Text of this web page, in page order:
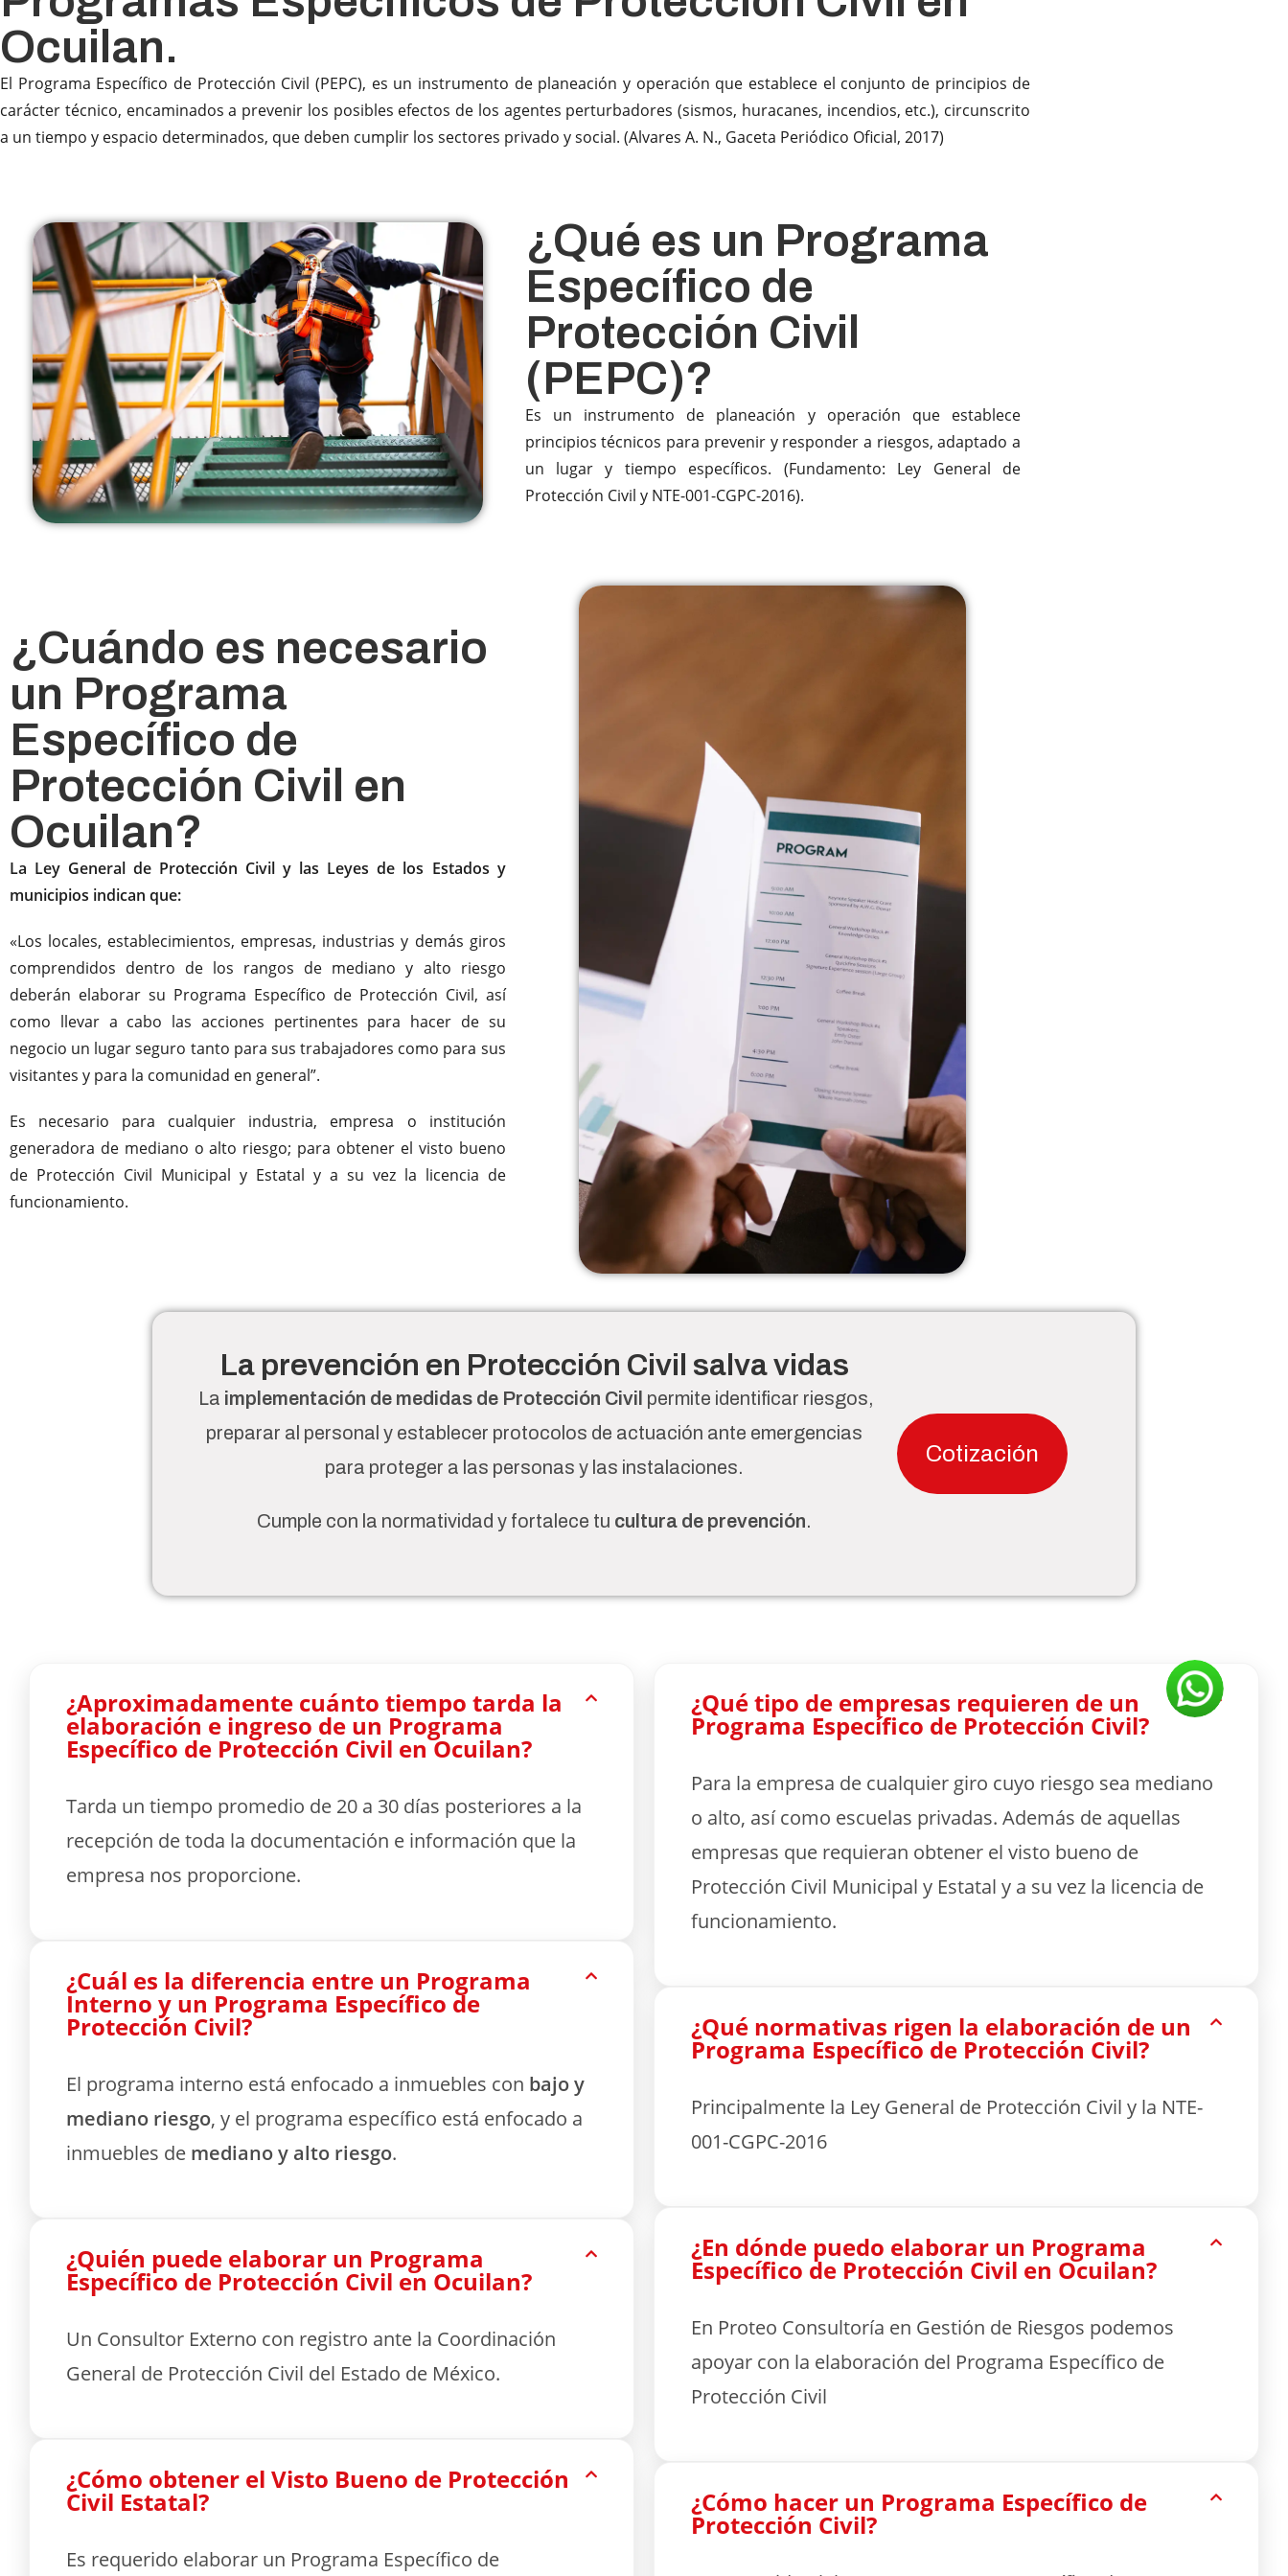
Ocuilan.
El Programa Específico de Protección Civil (PEPC), es un instrumento de planeación y operación que establece el conjunto de principios de
carácter técnico, encaminados a prevenir los posibles efectos de los agentes perturbadores (sismos, huracanes, incendios, etc.), circunscrito
a un tiempo y espacio determinados, que deben cumplir los sectores privado y social. (Alvares A. N., Gaceta Periódico Oficial, 2017)
¿Qué es un Programa
Específico de
Protección Civil
(PEPC)?​
Es un instrumento de planeación y operación que establece
principios técnicos para prevenir y responder a riesgos, adaptado a
un lugar y tiempo específicos. (Fundamento: Ley General de
Protección Civil y NTE-001-CGPC-2016).
¿Cuándo es necesario
un Programa
Específico de
Protección Civil en
Ocuilan?​
La Ley General de Protección Civil y las Leyes de los Estados y
municipios indican que:
«Los locales, establecimientos, empresas, industrias y demás giros
comprendidos dentro de los rangos de mediano y alto riesgo
deberán elaborar su Programa Específico de Protección Civil, así
como llevar a cabo las acciones pertinentes para hacer de su
negocio un lugar seguro tanto para sus trabajadores como para sus
visitantes y para la comunidad en general”.
Es necesario para cualquier industria, empresa o institución
generadora de mediano o alto riesgo; para obtener el visto bueno
de Protección Civil Municipal y Estatal y a su vez la licencia de
funcionamiento.
La prevención en Protección Civil salva vidas
La implementación de medidas de Protección Civil permite identificar riesgos,
preparar al personal y establecer protocolos de actuación ante emergencias
para proteger a las personas y las instalaciones.
Cumple con la normatividad y fortalece tu cultura de prevención.
Cotización
¿Aproximadamente cuánto tiempo tarda la
elaboración e ingreso de un Programa
Específico de Protección Civil en Ocuilan?
Tarda un tiempo promedio de 20 a 30 días posteriores a la
recepción de toda la documentación e información que la
empresa nos proporcione.
¿Cuál es la diferencia entre un Programa
Interno y un Programa Específico de
Protección Civil?
El programa interno está enfocado a inmuebles con bajo y
mediano riesgo, y el programa específico está enfocado a
inmuebles de mediano y alto riesgo.
¿Quién puede elaborar un Programa
Específico de Protección Civil en Ocuilan?
Un Consultor Externo con registro ante la Coordinación
General de Protección Civil del Estado de México.
¿Cómo obtener el Visto Bueno de Protección
Civil Estatal?
Es requerido elaborar un Programa Específico de
¿Qué tipo de empresas requieren de un
Programa Específico de Protección Civil?
Para la empresa de cualquier giro cuyo riesgo sea mediano
o alto, así como escuelas privadas. Además de aquellas
empresas que requieran obtener el visto bueno de
Protección Civil Municipal y Estatal y a su vez la licencia de
funcionamiento.
¿Qué normativas rigen la elaboración de un
Programa Específico de Protección Civil?
Principalmente la Ley General de Protección Civil y la NTE-
001-CGPC-2016
¿En dónde puedo elaborar un Programa
Específico de Protección Civil en Ocuilan?
En Proteo Consultoría en Gestión de Riesgos podemos
apoyar con la elaboración del Programa Específico de
Protección Civil
¿Cómo hacer un Programa Específico de
Protección Civil?